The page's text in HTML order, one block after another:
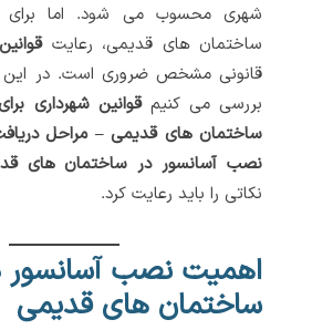
شهری محسوب می شود. اما برای
ساختمان های قدیمی، رعایت
قانونی مشخص ضروری است. در این
بررسی می کنیمقوانین شهرداری
ساختمان های قدیمی – مراحل
نصب آسانسور در ساختمان های
نکاتی را باید رعایت کرد.
اهمیت نصب آسانسور
ساختمان های قدیمی